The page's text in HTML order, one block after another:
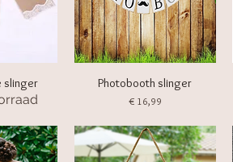
slinger Photobooth slinger
Prijs
€ 16,99